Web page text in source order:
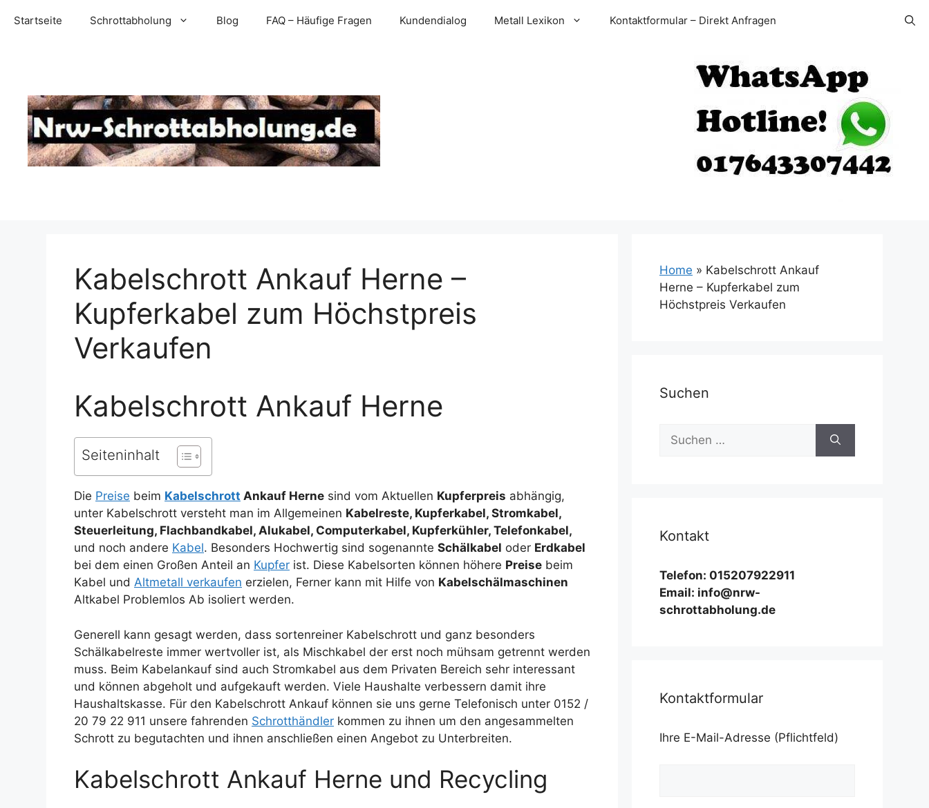
InhaltStartseite Schrottabholung Blog FAQ – Häufige Fragen Kundendialog Metall Lexikon Kontaktformular – Direkt Anfragen
Kabelschrott Ankauf Herne –
Kupferkabel zum Höchstpreis
Verkaufen
Kabelschrott Ankauf Herne
Seiteninhalt
Die Preise beim Kabelschrott Ankauf Herne sind vom Aktuellen Kupferpreis abhängig,
unter Kabelschrott versteht man im Allgemeinen Kabelreste, Kupferkabel, Stromkabel,
Steuerleitung, Flachbandkabel, Alukabel, Computerkabel, Kupferkühler, Telefonkabel,
und noch andere Kabel. Besonders Hochwertig sind sogenannte Schälkabel oder Erdkabel
bei dem einen Großen Anteil an Kupfer ist. Diese Kabelsorten können höhere Preise beim
Kabel und Altmetall verkaufen erzielen, Ferner kann mit Hilfe von Kabelschälmaschinen
Altkabel Problemlos Ab isoliert werden.
Generell kann gesagt werden, dass sortenreiner Kabelschrott und ganz besonders
Schälkabelreste immer wertvoller ist, als Mischkabel der erst noch mühsam getrennt werden
muss. Beim Kabelankauf sind auch Stromkabel aus dem Privaten Bereich sehr interessant
und können abgeholt und aufgekauft werden. Viele Haushalte verbessern damit ihre
Haushaltskasse. Für den Kabelschrott Ankauf können sie uns gerne Telefonisch unter 0152 /
20 79 22 911 unsere fahrenden Schrotthändler kommen zu ihnen um den angesammelten
Schrott zu begutachten und ihnen anschließen einen Angebot zu Unterbreiten.
Kabelschrott Ankauf Herne und Recycling
Home » Kabelschrott Ankauf
Herne – Kupferkabel zum
Höchstpreis Verkaufen
Suchen
Suchen
nach:
Kontakt
Telefon: 015207922911
Email: info@nrw-
schrottabholung.de
Kontaktformular
Ihre E-Mail-Adresse (Pflichtfeld)